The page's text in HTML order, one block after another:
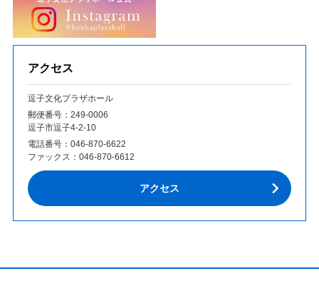
アクセス
逗子文化プラザホール
郵便番号：249‐0006
逗子市逗子4-2-10
電話番号： 046-870-6622
ファックス： 046-870-6612
アクセス